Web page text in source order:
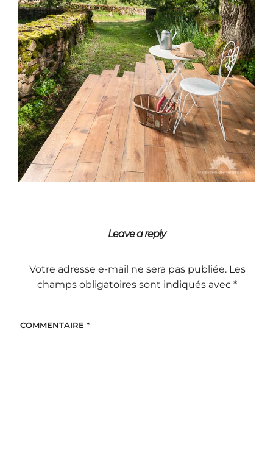
Leave a reply
Votre adresse e-mail ne sera pas publiée. Les
champs obligatoires sont indiqués avec*
COMMENTAIRE *